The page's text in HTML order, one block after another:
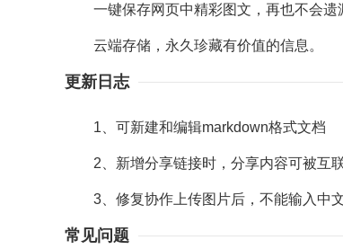
一键保存网页中精彩图文，再也不会遗
云端存储，永久珍藏有价值的信息。
更新日志
1、可新建和编辑markdown格式文档
2、新增分享链接时，分享内容可被互
3、修复协作上传图片后，不能输入中
常见问题